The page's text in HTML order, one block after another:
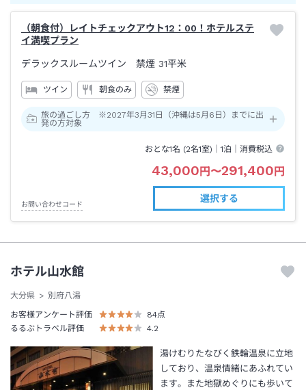
（朝食付）レイトチェックアウト12：00！ホテルステ
イ満喫プラン
デラックスルームツイン 禁煙 31平米
ツイン 朝食のみ 禁煙
旅の過ごし方 ※2027年3月31日（沖縄は5月6日）までに出
発の方対象
おとな1名 (2名1室)｜1泊 ｜消費税込
43,000円〜291,400円
お問い合わせコード
選択する
ホテル山水館
大分県
別府八湯
お客様アンケート評価
84点
るるぶトラベル評価
4.2
湯けむりたなびく鉄輪温泉に立地
しており、温泉情緒にあふれてい
ます。また地獄めぐりにも歩いて